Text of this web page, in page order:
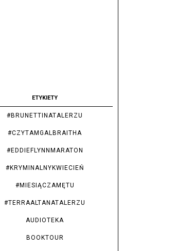
ETYKIETY
#BRUNETTINATALERZU
#CZYTAMGALBRAITHA
#EDDIEFLYNNMARATON
#KRYMINALNYKWIECIEŃ
#MIESIĄCZAMĘTU
#TERRAALTANATALERZU
AUDIOTEKA
BOOKTOUR